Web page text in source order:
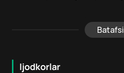
Ijodkorlar